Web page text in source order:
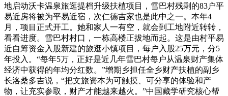
地启动沃卡温泉旅逛提档升级扶植项目，雪巴村残剩的83户平
易近房将被为平易近宿，次仁德吉家也是此中之一。本年4
月，项目正式开工。她和家人一有空，就会到工地附近转转，
看看进度。雪巴村村口，一栋高楼正拔地而起。这是由村平易
近自筹资金入股新建的旅逛小镇项目，每户入股25万元，分5
年投入。“每年5万，正好是近几年雪巴村每户从温泉财产集体
经济中获得的年均分红数。”增期乡担任全乡财产扶植的副乡
长洛桑多吉说，“把文旅资本为可触摸、可分享的体验和产
物，让充实参取，财产才能越来越火。”中国藏学研究核心帮